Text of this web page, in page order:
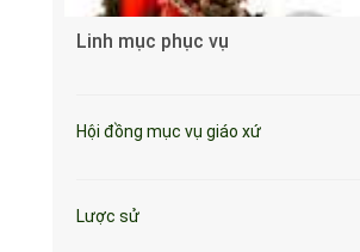
Linh mục phục vụ
Hội đồng mục vụ giáo xứ
Lược sử